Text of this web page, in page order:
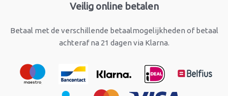
Veilig online betalen
Betaal met de verschillende betaalmogelijkheden of betaal
achteraf na 21 dagen via Klarna.